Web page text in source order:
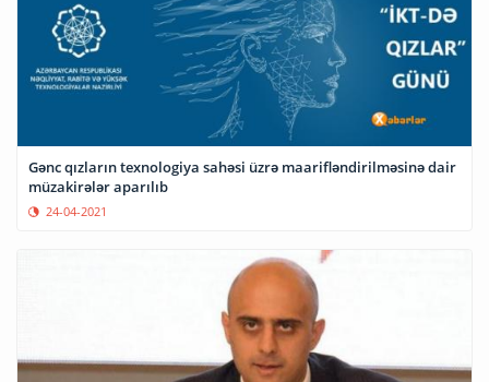
Gənc qızların texnologiya sahəsi üzrə maarifləndirilməsinə dair
müzakirələr aparılıb
24-04-2021